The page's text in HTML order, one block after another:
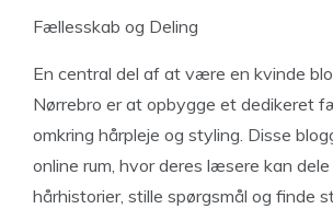
Fællesskab og Deling
En central del af at være en kvinde
Nørrebro er at opbygge et dedikeret
omkring hårpleje og styling. Disse
online rum, hvor deres læsere kan
hårhistorier, stille spørgsmål og finde